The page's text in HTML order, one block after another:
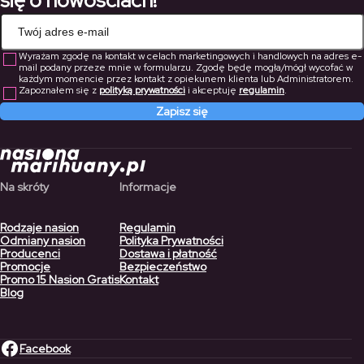
Wyrażam zgodę na kontakt w celach marketingowych i handlowych na adres e-
mail podany przeze mnie w formularzu. Zgodę będę mogła/mógł wycofać w
każdym momencie przez kontakt z opiekunem klienta lub Administratorem.
Zapoznałem się z polityką prywatnościi akceptuję regulamin.
Zapisz się
Na skróty
Rodzaje nasion
Odmiany nasion
Producenci
Promocje
Promo 15 Nasion Gratis
Blog
Informacje
Regulamin
Polityka Prywatności
Dostawa i płatność
Bezpieczeństwo
Kontakt
Facebook